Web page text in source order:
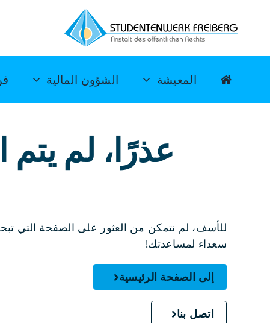
المعيشة الشؤون المالية
عذرًا، لم
للأسف، لم نتمكن من العثور على الصفحة التي
سعداء لمساعدتك!
إلى الصفحة الرئيسية
اتصل بنا